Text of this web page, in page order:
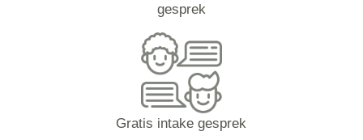
gesprek
Gratis intake gesprek